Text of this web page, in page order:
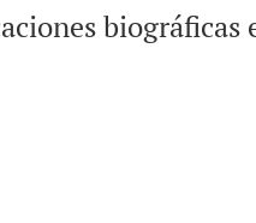
biográficas